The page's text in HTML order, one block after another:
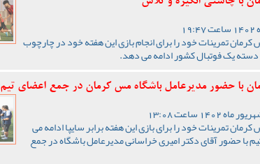
تمرینات خود را برای انجام بازی این هفته خود در چارچوب
یک فوتبال کشور ادامه می دهد.
با حضور مدیرعامل باشگاه مس کرمان در جمع اعضای تیم
تمرینات خود را برای بازی این هفته برابر سایپا ادامه می
با حضور آقای دکتر امیری خراسانی مدیرعامل باشگاه در جمع